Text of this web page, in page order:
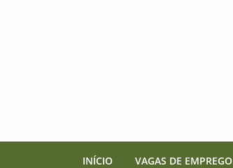
INÍCIO VAGAS DE EMPREGO